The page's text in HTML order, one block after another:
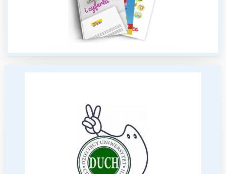
Warszawa
Śląsk
Kraków
Wybieram